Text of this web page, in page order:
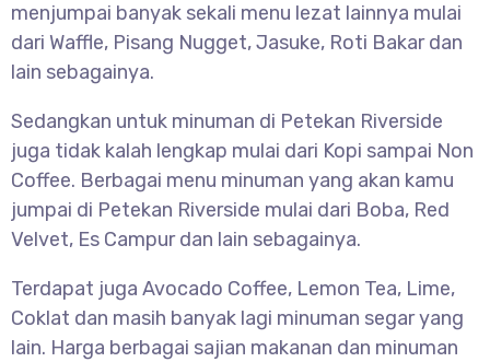
menjumpai banyak sekali menu lezat lainnya mulai
dari Waffle, Pisang Nugget, Jasuke, Roti Bakar dan
lain sebagainya.
Sedangkan untuk minuman di Petekan Riverside
juga tidak kalah lengkap mulai dari Kopi sampai Non
Coffee. Berbagai menu minuman yang akan kamu
jumpai di Petekan Riverside mulai dari Boba, Red
Velvet, Es Campur dan lain sebagainya.
Terdapat juga Avocado Coffee, Lemon Tea, Lime,
Coklat dan masih banyak lagi minuman segar yang
lain. Harga berbagai sajian makanan dan minuman